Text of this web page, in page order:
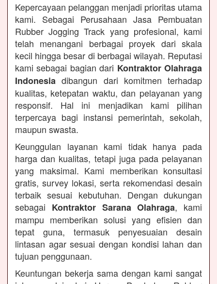
Kepercayaan pelanggan menjadi prioritas utama
kami. Sebagai Perusahaan Jasa Pembuatan
Rubber Jogging Track yang profesional, kami
telah menangani berbagai proyek dari skala
kecil hingga besar di berbagai wilayah. Reputasi
kami sebagai bagian dari Kontraktor Olahraga
Indonesia dibangun dari komitmen terhadap
kualitas, ketepatan waktu, dan pelayanan yang
responsif. Hal ini menjadikan kami pilihan
terpercaya bagi instansi pemerintah, sekolah,
maupun swasta.
Keunggulan layanan kami tidak hanya pada
harga dan kualitas, tetapi juga pada pelayanan
yang maksimal. Kami memberikan konsultasi
gratis, survey lokasi, serta rekomendasi desain
terbaik sesuai kebutuhan. Dengan dukungan
sebagai Kontraktor Sarana Olahraga, kami
mampu memberikan solusi yang efisien dan
tepat guna, termasuk penyesuaian desain
lintasan agar sesuai dengan kondisi lahan dan
tujuan penggunaan.
Keuntungan bekerja sama dengan kami sangat